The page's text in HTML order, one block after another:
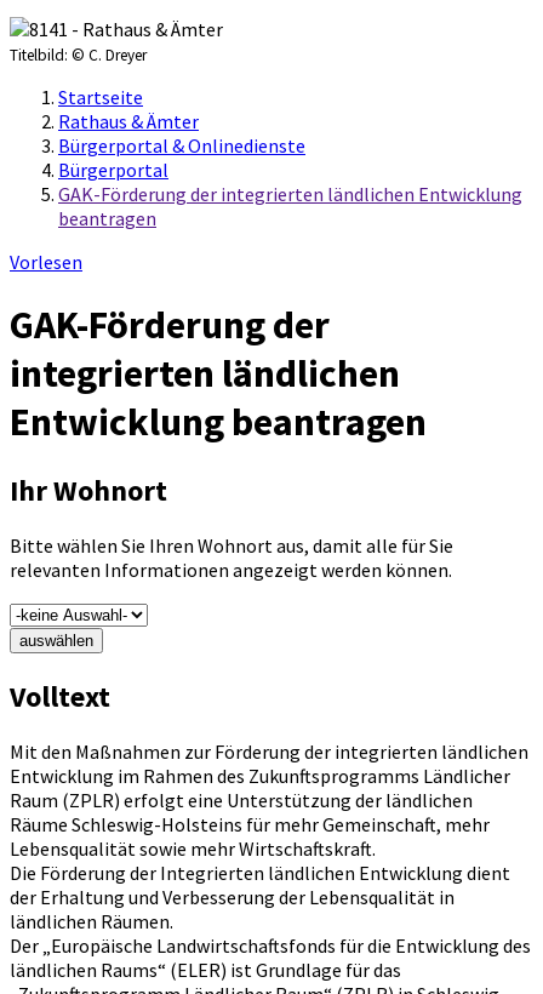
Titelbild: © C. Dreyer
Startseite
Rathaus & Ämter
Bürgerportal & Onlinedienste
Bürgerportal
GAK-Förderung der integrierten ländlichen Entwicklung
beantragen
Vorlesen
GAK-Förderung der
integrierten ländlichen
Entwicklung beantragen
Ihr Wohnort
Bitte wählen Sie Ihren Wohnort aus, damit alle für Sie
relevanten Informationen angezeigt werden können.
auswählen
Volltext
Mit den Maßnahmen zur Förderung der integrierten ländlichen
Entwicklung im Rahmen des Zukunftsprogramms Ländlicher
Raum (ZPLR) erfolgt eine Unterstützung der ländlichen
Räume Schleswig-Holsteins für mehr Gemeinschaft, mehr
Lebensqualität sowie mehr Wirtschaftskraft.
Die Förderung der Integrierten ländlichen Entwicklung dient
der Erhaltung und Verbesserung der Lebensqualität in
ländlichen Räumen.
Der „Europäische Landwirtschaftsfonds für die Entwicklung des
ländlichen Raums“ (ELER) ist Grundlage für das